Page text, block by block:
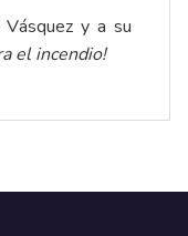
Vásquez y a su
el incendio!